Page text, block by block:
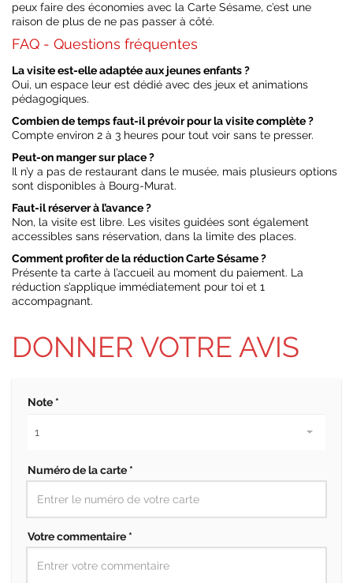
peux faire des économies avec la Carte Sésame, c’est une
raison de plus de ne pas passer à côté.
FAQ - Questions fréquentes
La visite est-elle adaptée aux jeunes enfants ?
Oui, un espace leur est dédié avec des jeux et animations
pédagogiques.
Combien de temps faut-il prévoir pour la visite complète ?
Compte environ 2 à 3 heures pour tout voir sans te presser.
Peut-on manger sur place ?
Il n’y a pas de restaurant dans le musée, mais plusieurs options
sont disponibles à Bourg-Murat.
Faut-il réserver à l’avance ?
Non, la visite est libre. Les visites guidées sont également
accessibles sans réservation, dans la limite des places.
Comment profiter de la réduction Carte Sésame ?
Présente ta carte à l’accueil au moment du paiement. La
réduction s’applique immédiatement pour toi et 1
accompagnant.
DONNER VOTRE AVIS
Note *
Numéro de la carte *
Votre commentaire *